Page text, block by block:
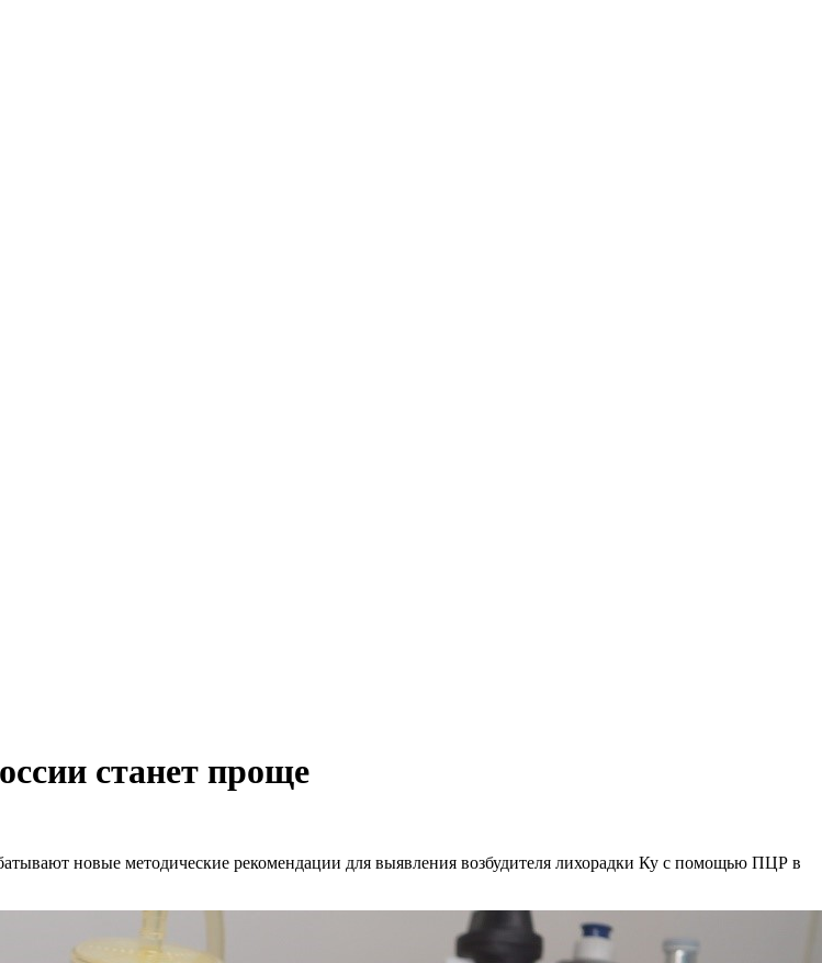
станет проще
новые методические рекомендации для выявления возбудителя лихорадки Ку с помощью ПЦР в